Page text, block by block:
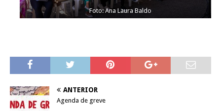
Foto: Ana Laura Baldo
ANTERIOR
Agenda de greve